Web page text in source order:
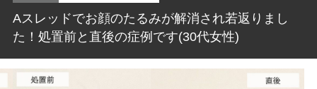
Aスレッドでお顔のたるみが解消され若返りまし
た！処置前と直後の症例です(30代女性)